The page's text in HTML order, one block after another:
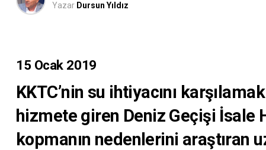
Yazar Dursun Yıldız
15 Ocak 2019
KKTC’nin su ihtiyacını
hizmete giren Deniz Geçişi İsale
kopmanın nedenlerini araştıran